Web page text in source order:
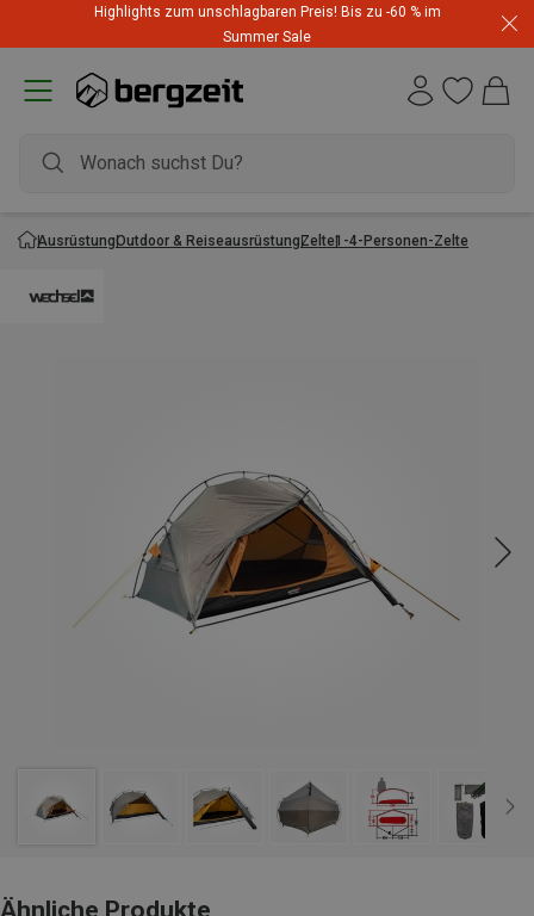
Highlights zum unschlagbaren Preis! Bis zu -60 % im
Summer Sale
AusrüstungOutdoor & ReiseausrüstungZelte1-4-Personen-Zelte